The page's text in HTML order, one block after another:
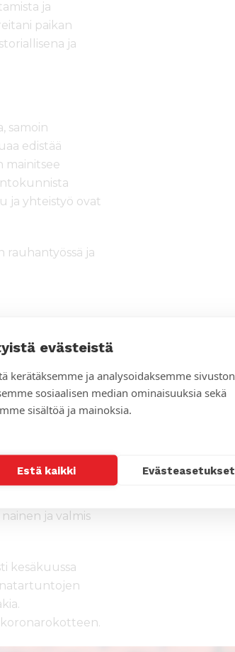
evästeistä
kerätäksemme ja analysoidaksemme sivuston
sosiaalisen median ominaisuuksia sekä
sisältöä ja mainoksia.
Estä kaikki Evästeasetukset
ja
paikan
ja
samoin
edistää
mainitsee
ja yhteistyö ovat
ja
toiminnan
toimintaa
jonne jokainen
tuovan
pitää myös
toiminnan.
ja valmis
kesäkuussa
koronarokotteen.